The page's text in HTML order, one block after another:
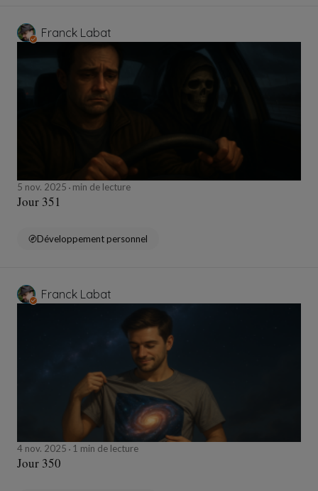
Franck Labat
5 nov. 2025 min de lecture
Jour 351
Développement personnel
Franck Labat
4 nov. 2025 1 min de lecture
Jour 350